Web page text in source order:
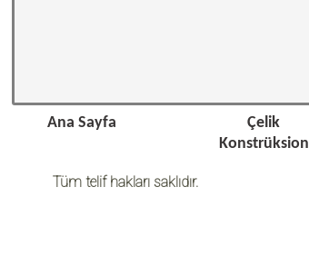
Ana Sayfa
Çelik
Konstrüksion
Tüm telif hakları saklıdır.